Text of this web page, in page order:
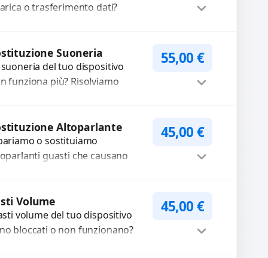
o trasferimento dati?
danneggiati,...
Suoneria
suoneria del tuo dispositivo
funziona più? Risolviamo
55,00€
Altoparlante
o sostituiamo
guasti che causano
per 3...
45,00€
Volume
volume del tuo dispositivo
bloccati o non funzionano?
45,00€